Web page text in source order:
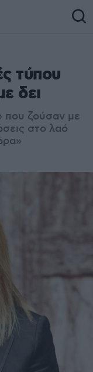
τύπου
δει
που ζούσαν με
στο λαό